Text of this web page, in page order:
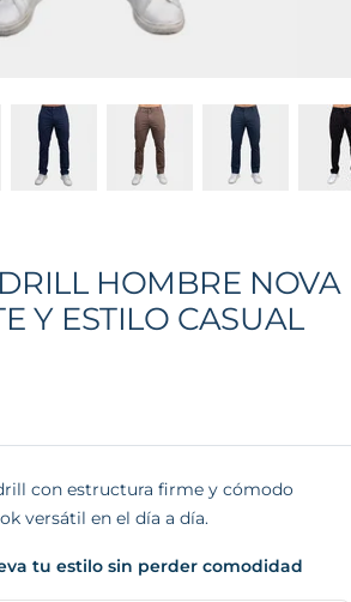
HOMBRE NOVA
Y ESTILO CASUAL
con estructura firme y cómodo
versátil en el día a día.
tu estilo sin perder comodidad